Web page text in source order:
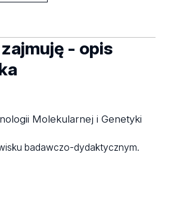
- opis
Molekularnej i Genetyki
badawczo-dydaktycznym.